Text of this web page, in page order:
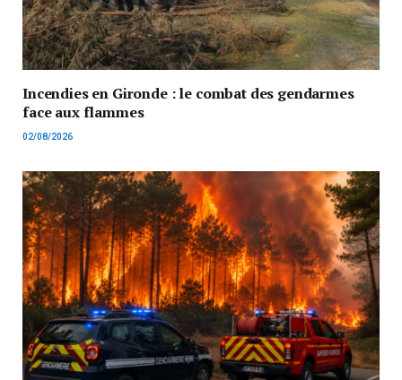
Incendies en Gironde : le combat des gendarmes
face aux flammes
02/08/2026